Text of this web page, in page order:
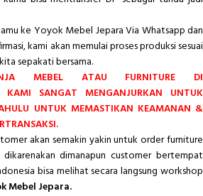
ke Yoyok Mebel Jepara Via Whatsapp dan
kami akan memulai proses produksi sesuai
sepakati bersama.
MEBEL ATAU FURNITURE DI
SANGAT MENGANJURKAN UNTUK
UNTUK MEMASTIKAN KEAMANAN &
akan semakin yakin untuk order furniture
dimanapun customer bertempat
bisa melihat secara langsung workshop
Mebel Jepara.